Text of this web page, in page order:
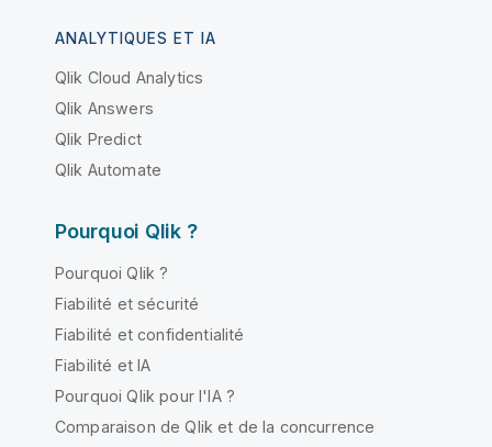
ANALYTIQUES ET IA
Qlik Cloud Analytics
Qlik Answers
Qlik Predict
Qlik Automate
Pourquoi Qlik ?
Pourquoi Qlik ?
Fiabilité et sécurité
Fiabilité et confidentialité
Fiabilité et IA
Pourquoi Qlik pour l'IA ?
Comparaison de Qlik et de la concurrence